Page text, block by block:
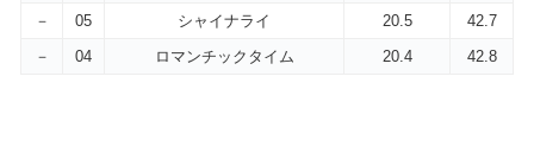
－
05 シャイナライ 20.5
42.7
－
04 ロマンチックタイム 20.4 42.8